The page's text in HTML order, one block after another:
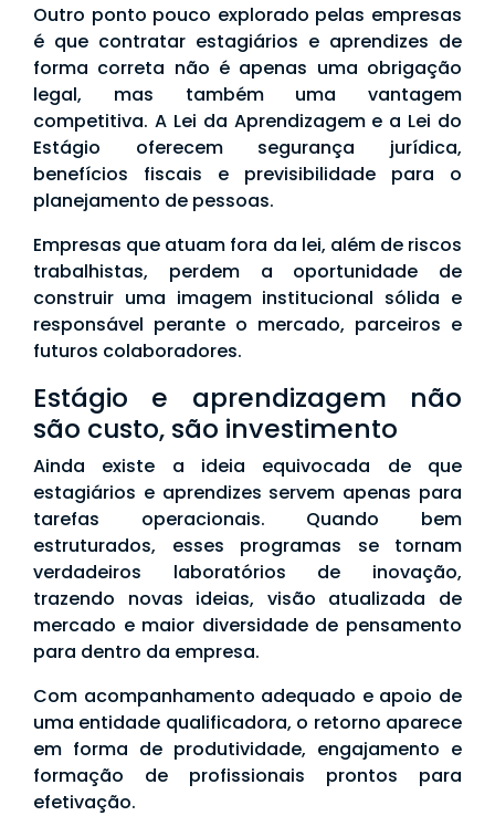
Outro ponto pouco explorado pelas empresas
é que contratar estagiários e aprendizes de
forma correta não é apenas uma obrigação
legal, mas também uma vantagem
competitiva. A Lei da Aprendizagem e a Lei do
Estágio oferecem segurança jurídica,
benefícios fiscais e previsibilidade para o
planejamento de pessoas.
Empresas que atuam fora da lei, além de riscos
trabalhistas, perdem a oportunidade de
construir uma imagem institucional sólida e
responsável perante o mercado, parceiros e
futuros colaboradores.
Estágio e aprendizagem não
são custo, são investimento
Ainda existe a ideia equivocada de que
estagiários e aprendizes servem apenas para
tarefas operacionais. Quando bem
estruturados, esses programas se tornam
verdadeiros laboratórios de inovação,
trazendo novas ideias, visão atualizada de
mercado e maior diversidade de pensamento
para dentro da empresa.
Com acompanhamento adequado e apoio de
uma entidade qualificadora, o retorno aparece
em forma de produtividade, engajamento e
formação de profissionais prontos para
efetivação.